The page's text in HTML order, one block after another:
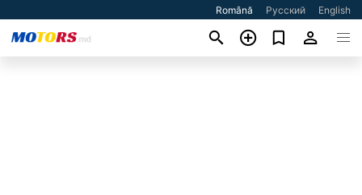
Română Русский English